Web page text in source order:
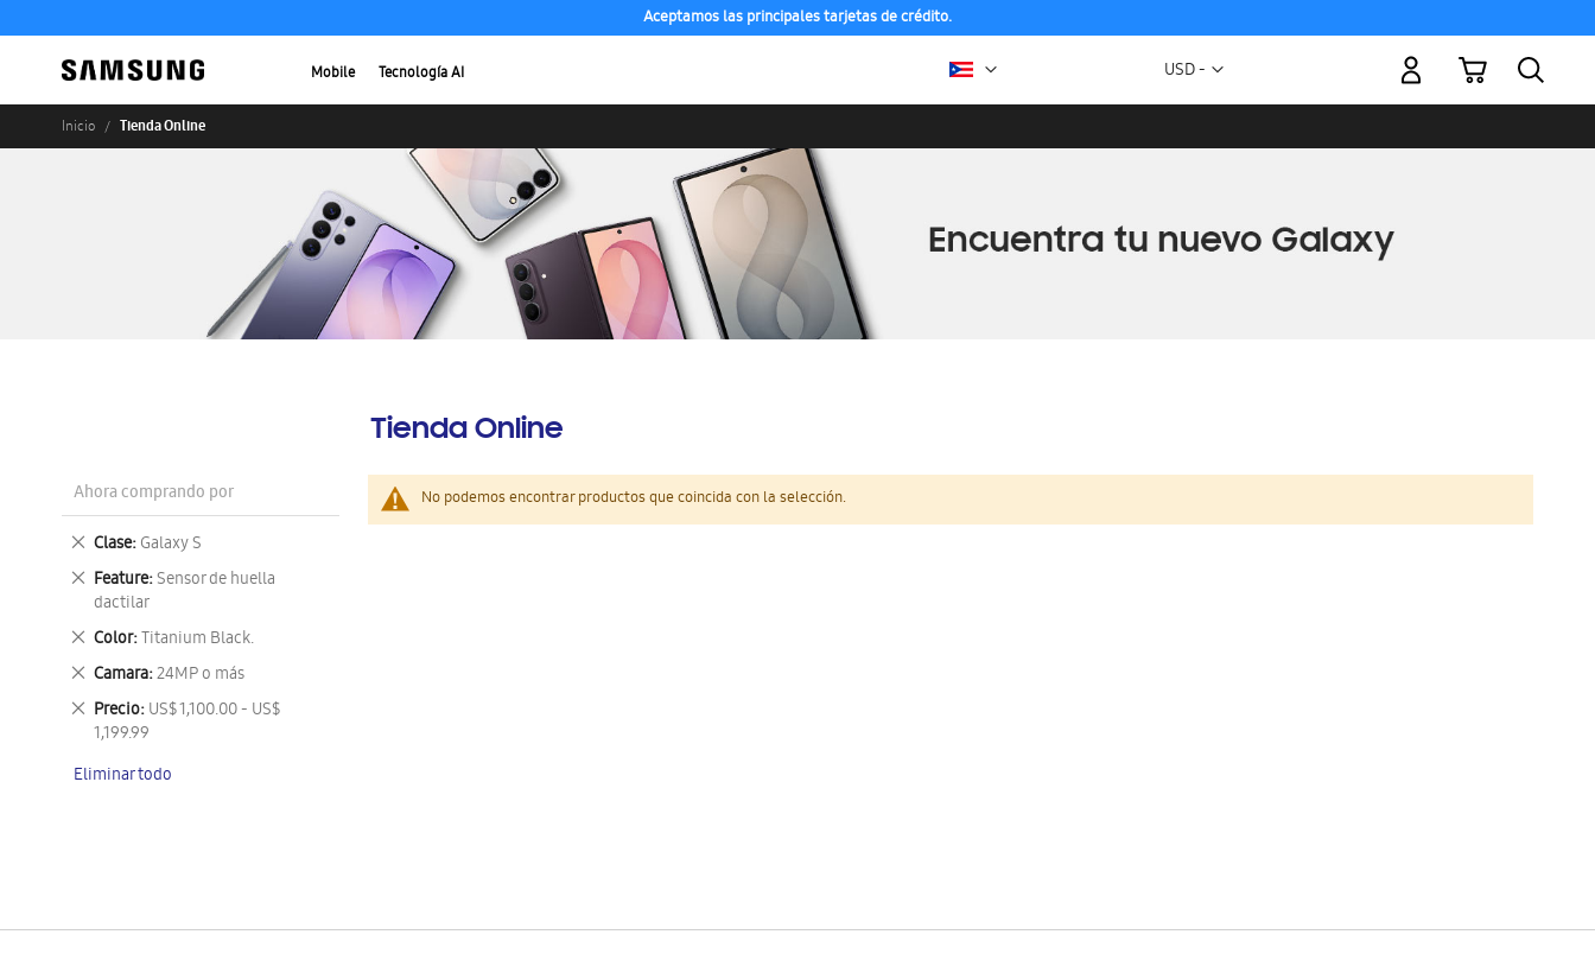
Aceptamos las principales tarjetas de crédito.
Mobile Tecnología AI Moneda
USD -
Mi carrito
Inicio Tienda Online
Tienda Online
No podemos encontrar productos que coincida con la selección.
Ahora comprando por
Clase Galaxy S
Eliminar
este
artículo
Feature Sensor de huella
dactilar
Eliminar
este
artículo
Color Titanium Black.
Eliminar
este
artículo
Camara 24MP o más
Eliminar
este
artículo
Precio US$ 1,100.00 - US$
1,199.99
Eliminar
este
Eliminar todo